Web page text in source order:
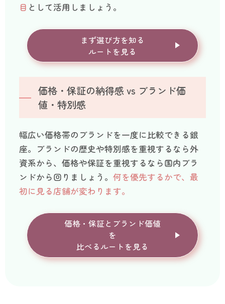
目 として活用しましょう。
まず選び方を知る
ルートを見る
価格・保証の納得感 vs ブランド価
値・特別感
幅広い価格帯のブランドを一度に比較できる銀
座。ブランドの歴史や特別感を重視するなら外
資系から、価格や保証を重視するなら国内ブラ
ンドから回りましょう。何を優先するかで、最
初に見る店舗が変わります。
価格・保証とブランド価値
を
比べるルートを見る